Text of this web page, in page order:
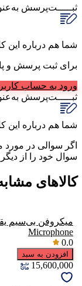
ثبـــــت‌پرسش
شما هم درباره این
برای ثبت پرسش و
ورود به حساب
ثبـــــت‌پرسش
شما هم درباره این
اگر سوالی در مورد
سوال خود را از
کالاهای
Microphone
0.0
افزودن به سبد
15,600,000